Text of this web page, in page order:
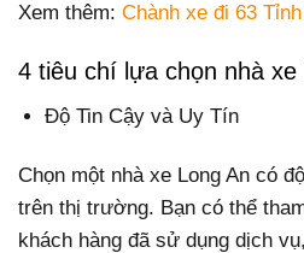
Xem thêm: Chành xe đi 63
4 tiêu chí lựa chọn nhà xe
Độ Tin Cậy và Uy Tín
Chọn một nhà xe Long An có
trên thị trường. Bạn có thể
khách hàng đã sử dụng dịch